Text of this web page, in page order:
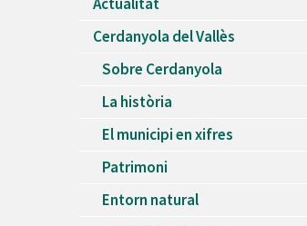
Recursos Humans
Del26/06/2026al30/08/2026
Patis oberts temporada d'estiu
Piscines d'estiu a Cerdanyola
Del01/06/2026al30/09/2026
Refugis climàtics a Cerdanyola
Jocs d'aigua del Parc Cordelles
Cerdanyola del Vallès
Sobre Cerdanyola
La història
El municipi en xifres
Patrimoni
Entorn natural